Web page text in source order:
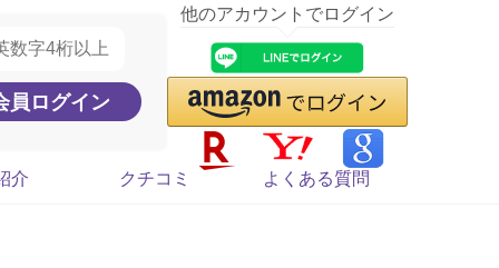
他のアカウントでログイン
介 クチコミ よくある質問